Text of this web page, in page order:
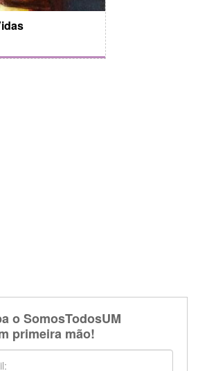
o SomosTodosUM
primeira mão!